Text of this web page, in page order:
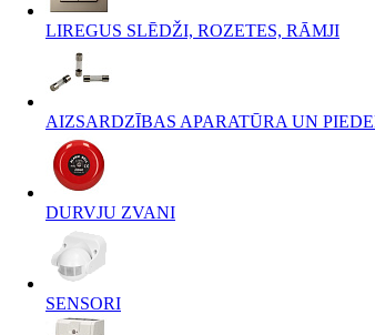
LIREGUS SLĒDŽI, ROZETES, RĀMJI
AIZSARDZĪBAS APARATŪRA UN
DURVJU ZVANI
SENSORI